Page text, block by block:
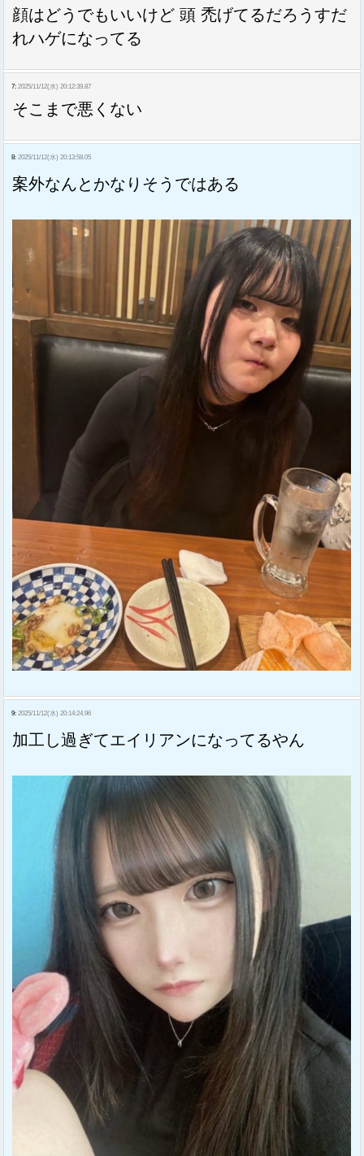
顔はどうでもいいけど 頭 禿げてるだろうすだ
れハゲになってる
7: 2025/11/12(水) 20:12:39.87
そこまで悪くない
8: 2025/11/12(水) 20:13:58.05
案外なんとかなりそうではある
9: 2025/11/12(水) 20:14:24.96
加工し過ぎてエイリアンになってるやん